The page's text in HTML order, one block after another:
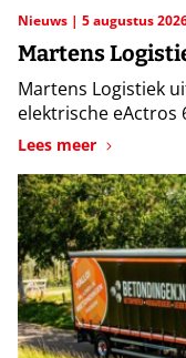
Nieuws 5 augustus
Martens
Martens Logistiek
elektrische eActros
Lees meer